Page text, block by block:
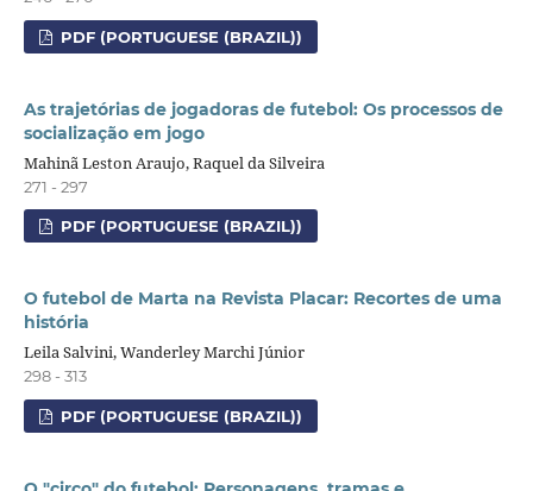
PDF (PORTUGUESE (BRAZIL))
As trajetórias de jogadoras de futebol: Os processos de
socialização em jogo
Mahinã Leston Araujo, Raquel da Silveira
271 - 297
PDF (PORTUGUESE (BRAZIL))
O futebol de Marta na Revista Placar: Recortes de uma
história
Leila Salvini, Wanderley Marchi Júnior
298 - 313
PDF (PORTUGUESE (BRAZIL))